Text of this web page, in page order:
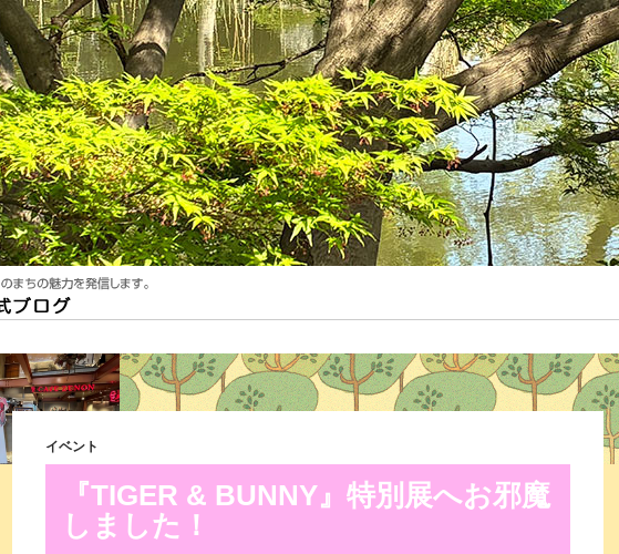
イベント
『TIGER & BUNNY』特別展へお邪魔
しました！